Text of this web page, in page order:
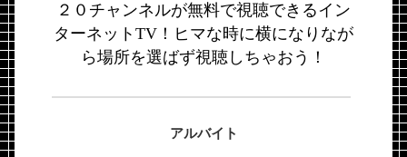
２０チャンネルが無料で視聴できるイン
ターネットTV！ヒマな時に横になりなが
ら場所を選ばず視聴しちゃおう！
アルバイト